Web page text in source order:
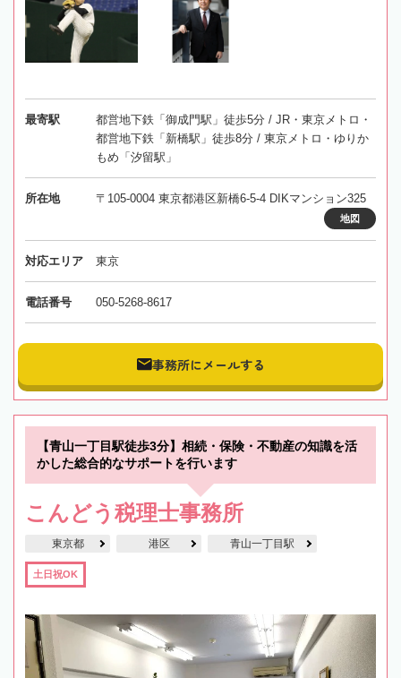
最寄駅
都営地下鉄「御成門駅」徒歩5分 / JR・東京メトロ・
都営地下鉄「新橋駅」徒歩8分 / 東京メトロ・ゆりか
もめ「汐留駅」
所在地 〒105-0004 東京都港区新橋6-5-4 DIKマンション325
地図
対応エリア 東京
電話番号 050-5268-8617
事務所にメールする
【青山一丁目駅徒歩3分】相続・保険・不動産の知識を活
かした総合的なサポートを行います
こんどう税理士事務所
東京都 港区 青山一丁目駅
土日祝OK